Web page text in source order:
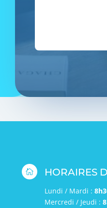
 HORAIRES
Lundi / Mardi :
Mercredi / Jeudi :